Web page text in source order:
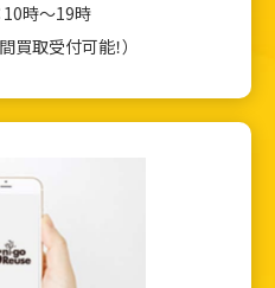
10時～19時
買取受付可能！）